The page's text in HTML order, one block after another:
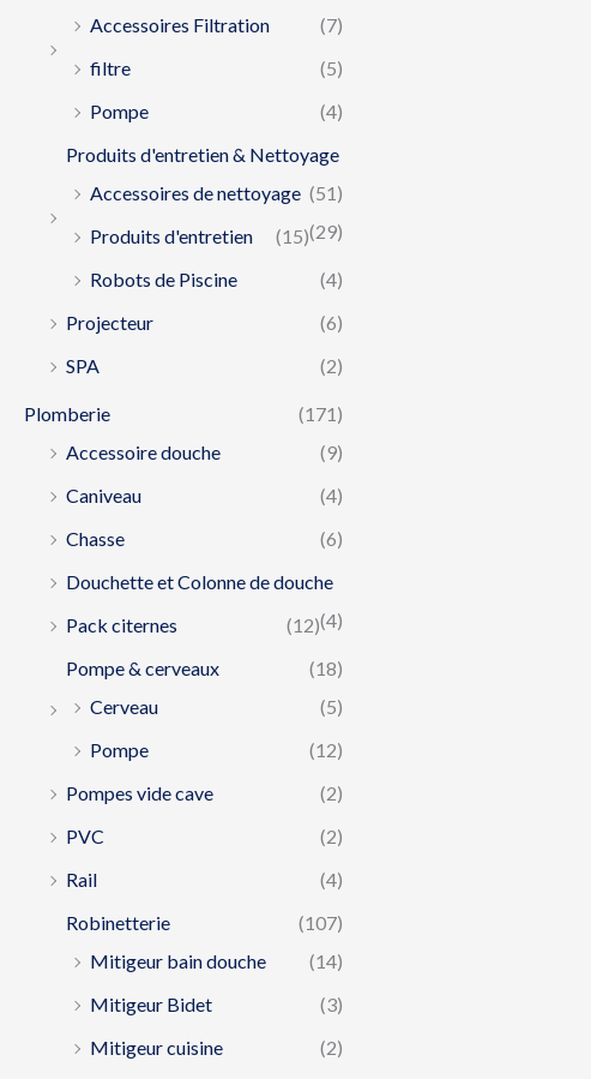
Accessoires Filtration
(7)
filtre
(5)
Pompe
(4)
Produits d'entretien & Nettoyage
(51)
Accessoires de nettoyage
(29)
Produits d'entretien
(15)
Robots de Piscine
(4)
Projecteur
(6)
SPA
(2)
Plomberie
(171)
Accessoire douche
(9)
Caniveau
(4)
Chasse
(6)
Douchette et Colonne de douche
(4)
Pack citernes
(12)
Pompe & cerveaux
(18)
Cerveau
(5)
Pompe
(12)
Pompes vide cave
(2)
PVC
(2)
Rail
(4)
Robinetterie
(107)
Mitigeur bain douche
(14)
Mitigeur Bidet
(3)
Mitigeur cuisine
(2)